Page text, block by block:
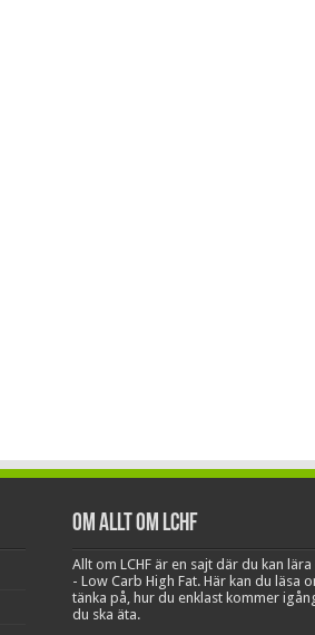
Om Allt om LCHF
Allt om LCHF är en sajt där du kan
- Low Carb High Fat. Här kan du läsa
tänka på, hur du enklast kommer
du ska äta.